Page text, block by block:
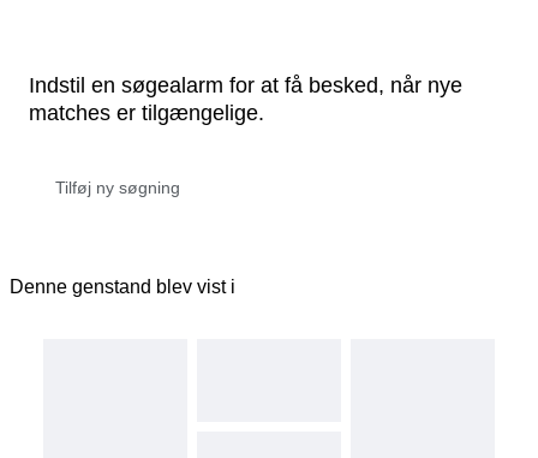
Indstil en søgealarm for at få besked, når nye
matches er tilgængelige.
Denne genstand blev vist i